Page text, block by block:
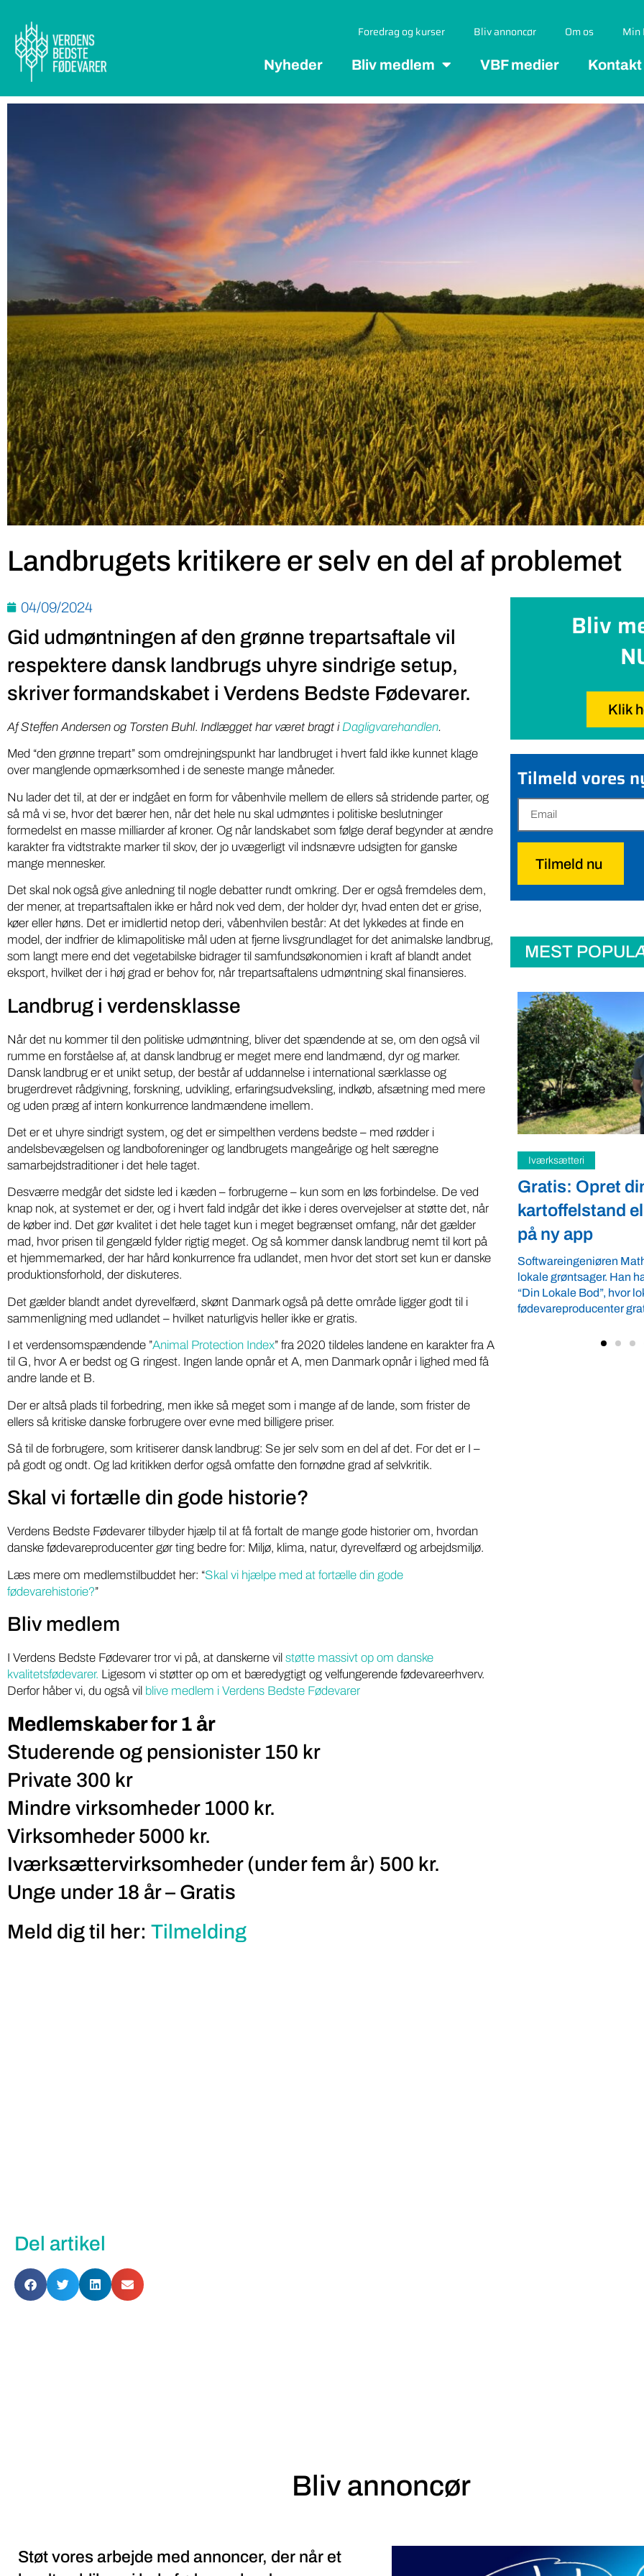
Foredrag og kurser Bliv annoncør Om os Min
Nyheder Bliv medlem VBF medier Kontakt
Landbrugets kritikere er selv en del af problemet
04/09/2024
Gid udmøntningen af den grønne trepartsaftale vil
respektere dansk landbrugs uhyre sindrige setup,
skriver formandskabet i Verdens Bedste Fødevarer.
Af Steffen Andersen og Torsten Buhl. Indlægget har været bragt i Dagligvarehandlen.
Med “den grønne trepart” som omdrejningspunkt har landbruget i hvert fald ikke kunnet klage
over manglende opmærksomhed i de seneste mange måneder.
Nu lader det til, at der er indgået en form for våbenhvile mellem de ellers så stridende parter, og
så må vi se, hvor det bærer hen, når det hele nu skal udmøntes i politiske beslutninger
formedelst en masse milliarder af kroner. Og når landskabet som følge deraf begynder at ændre
karakter fra vidtstrakte marker til skov, der jo uvægerligt vil indsnævre udsigten for ganske
mange mennesker.
Det skal nok også give anledning til nogle debatter rundt omkring. Der er også fremdeles dem,
der mener, at trepartsaftalen ikke er hård nok ved dem, der holder dyr, hvad enten det er grise,
køer eller høns. Det er imidlertid netop deri, våbenhvilen består: At det lykkedes at finde en
model, der indfrier de klimapolitiske mål uden at fjerne livsgrundlaget for det animalske landbrug,
som langt mere end det vegetabilske bidrager til samfundsøkonomien i kraft af blandt andet
eksport, hvilket der i høj grad er behov for, når trepartsaftalens udmøntning skal finansieres.
Landbrug i verdensklasse
Når det nu kommer til den politiske udmøntning, bliver det spændende at se, om den også vil
rumme en forståelse af, at dansk landbrug er meget mere end landmænd, dyr og marker.
Dansk landbrug er et unikt setup, der består af uddannelse i international særklasse og
brugerdrevet rådgivning, forskning, udvikling, erfaringsudveksling, indkøb, afsætning med mere
og uden præg af intern konkurrence landmændene imellem.
Det er et uhyre sindrigt system, og det er simpelthen verdens bedste – med rødder i
andelsbevægelsen og landboforeninger og landbrugets mangeårige og helt særegne
samarbejdstraditioner i det hele taget.
Desværre medgår det sidste led i kæden – forbrugerne – kun som en løs forbindelse. De ved
knap nok, at systemet er der, og i hvert fald indgår det ikke i deres overvejelser at støtte det, når
de køber ind. Det gør kvalitet i det hele taget kun i meget begrænset omfang, når det gælder
mad, hvor prisen til gengæld fylder rigtig meget. Og så kommer dansk landbrug nemt til kort på
et hjemmemarked, der har hård konkurrence fra udlandet, men hvor det stort set kun er danske
produktionsforhold, der diskuteres.
Det gælder blandt andet dyrevelfærd, skønt Danmark også på dette område ligger godt til i
sammenligning med udlandet – hvilket naturligvis heller ikke er gratis.
I et verdensomspændende ”Animal Protection Index” fra 2020 tildeles landene en karakter fra A
til G, hvor A er bedst og G ringest. Ingen lande opnår et A, men Danmark opnår i lighed med få
andre lande et B.
Der er altså plads til forbedring, men ikke så meget som i mange af de lande, som frister de
ellers så kritiske danske forbrugere over evne med billigere priser.
Så til de forbrugere, som kritiserer dansk landbrug: Se jer selv som en del af det. For det er I –
på godt og ondt. Og lad kritikken derfor også omfatte den fornødne grad af selvkritik.
Skal vi fortælle din gode historie?
Verdens Bedste Fødevarer tilbyder hjælp til at få fortalt de mange gode historier om, hvordan
danske fødevareproducenter gør ting bedre for: Miljø, klima, natur, dyrevelfærd og arbejdsmiljø.
Læs mere om medlemstilbuddet her: “Skal vi hjælpe med at fortælle din gode
fødevarehistorie?”
Bliv medlem
I Verdens Bedste Fødevarer tror vi på, at danskerne vil støtte massivt op om danske
kvalitetsfødevarer. Ligesom vi støtter op om et bæredygtigt og velfungerende fødevareerhverv.
Derfor håber vi, du også vil blive medlem i Verdens Bedste Fødevarer
Medlemskaber for 1 år
Studerende og pensionister 150 kr
Private 300 kr
Mindre virksomheder 1000 kr.
Virksomheder 5000 kr.
Iværksættervirksomheder (under fem år) 500 kr.
Unge under 18 år – Gratis
Meld dig til her: Tilmelding
Bliv
Klik
Tilmeld vores
Tilmeld nu
MEST
Miljø
DR podcasts om pesticider
bør være pligtlytning for alle
med pesticidholdninger
To DR-podcasts om kemikalier med Huxi
Bach som vært og Nina Cedergreen som
Gratis: Opret din
kartoffelstand eller gårdbutik
på ny app
Softwareingeniøren Mathias Faulkner elsker
fødevareproducenter gratis kan vise deres ...
Samfund
Fredspligt giver
strategisk fordel
Arbejdsgiverforeningen
ordnede forhold, som
landmænd – også i
velkommen ...
Del artikel
Bliv annoncør
Støt vores arbejde med annoncer, der når et